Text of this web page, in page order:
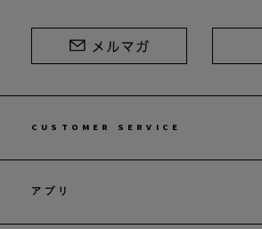
CUSTOMER SERVICE
アプリ